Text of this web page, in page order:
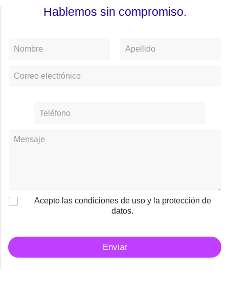
Hablemos sin compromiso.
Acepto las condiciones de uso y la protección de
datos.
Enviar